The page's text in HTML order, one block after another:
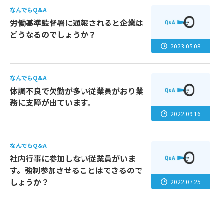
なんでもQ&A
労働基準監督署に通報されると企業は
どうなるのでしょうか？
2023.05.08
なんでもQ&A
体調不良で欠勤が多い従業員がおり業
務に支障が出ています。
2022.09.16
なんでもQ&A
社内行事に参加しない従業員がいま
す。強制参加させることはできるので
しょうか？
2022.07.25